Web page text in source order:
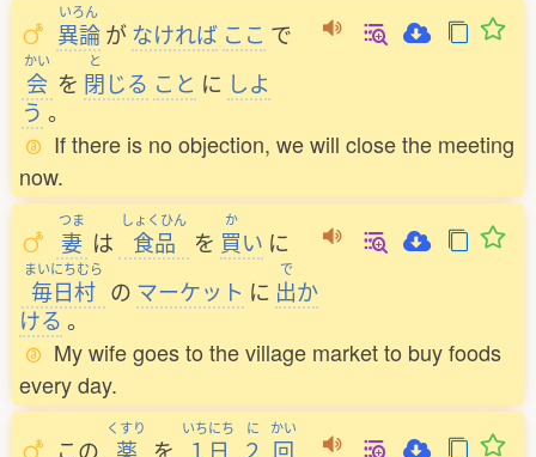
いろん
異論 がなければ ここ で
かい
会 を
と
閉じる こと に しよ
う 。
If there is no objection, we will close the meeting
now.
つま
妻 は
しょくひん
食品 を
か
買い に
まいにちむら
毎日村 の マーケット に
で
出か
ける 。
My wife goes to the village market to buy foods
every day.
この
くすり
薬 を
いちにち
１日
に
２
かい
回